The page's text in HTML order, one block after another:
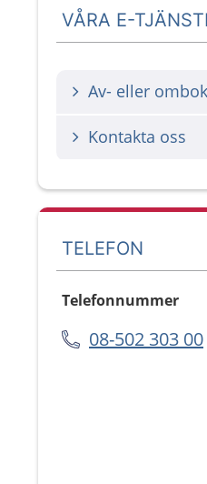
VÅRA E-
Av- eller
Kontakta oss
TELEFON
Telefonnummer
08-502 303 00